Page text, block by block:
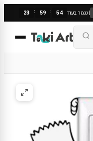
|נגמר בעוד 23 : 59 : 54